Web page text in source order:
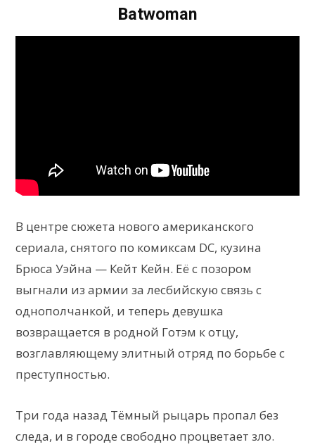
Batwoman
В центре сюжета нового американского
сериала, снятого по комиксам DC, кузина
Брюса Уэйна — Кейт Кейн. Её с позором
выгнали из армии за лесбийскую связь с
однополчанкой, и теперь девушка
возвращается в родной Готэм к отцу,
возглавляющему элитный отряд по борьбе с
преступностью.
Три года назад Тёмный рыцарь пропал без
следа, и в городе свободно процветает зло.